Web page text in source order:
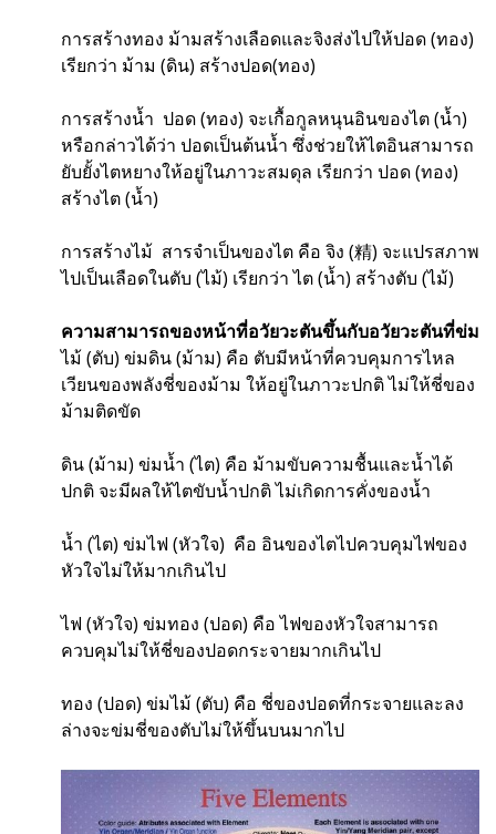
การสร้างทอง ม้ามสร้างเลือดและจิงส่งไปให้ปอด (ทอง)
เรียกว่า ม้าม (ดิน) สร้างปอด(ทอง)
การสร้างน้ำ ปอด (ทอง) จะเกื้อกูลหนุนอินของไต (น้ำ)
หรือกล่าวได้ว่า ปอดเป็นต้นน้ำ ซึ่งช่วยให้ไตอินสามารถ
ยับยั้งไตหยางให้อยู่ในภาวะสมดุล เรียกว่า ปอด (ทอง)
สร้างไต (น้ำ)
การสร้างไม้ สารจำเป็นของไต คือ จิง (精) จะแปรสภาพ
ไปเป็นเลือดในตับ (ไม้) เรียกว่า ไต (น้ำ) สร้างตับ (ไม้)
ความสามารถของหน้าที่อวัยวะตันขึ้นกับอวัยวะตันที่ข่ม
ไม้ (ตับ) ข่มดิน (ม้าม) คือ ตับมีหน้าที่ควบคุมการไหล
เวียนของพลังชี่ของม้าม ให้อยู่ในภาวะปกติ ไม่ให้ชี่ของ
ม้ามติดขัด
ดิน (ม้าม) ข่มน้ำ (ไต) คือ ม้ามขับความชื้นและน้ำได้
ปกติ จะมีผลให้ไตขับน้ำปกติ ไม่เกิดการคั่งของน้ำ
น้ำ (ไต) ข่มไฟ (หัวใจ) คือ อินของไตไปควบคุมไฟของ
หัวใจไม่ให้มากเกินไป
ไฟ (หัวใจ) ข่มทอง (ปอด) คือ ไฟของหัวใจสามารถ
ควบคุมไม่ให้ชี่ของปอดกระจายมากเกินไป
ทอง (ปอด) ข่มไม้ (ตับ) คือ ชี่ของปอดที่กระจายและลง
ล่างจะข่มชี่ของตับไม่ให้ขึ้นบนมากไป